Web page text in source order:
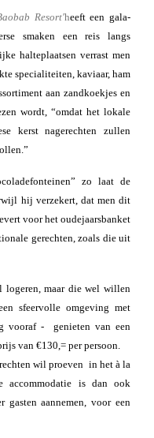
Resort'heeft een gala-
smaken een reis langs
halteplaatsen verrast men
specialiteiten, kaviaar, ham
aan zandkoekjes en
wordt, “omdat het lokale
kerst nagerechten zullen
zo laat de
hij verzekert, dat men dit
voor het oudejaarsbanket
gerechten, zoals die uit
logeren, maar die wel willen
sfeervolle omgeving met
vooraf - genieten van een
van €130,= per persoon.
wil proeven in het à la
accommodatie is dan ook
aannemen, voor een